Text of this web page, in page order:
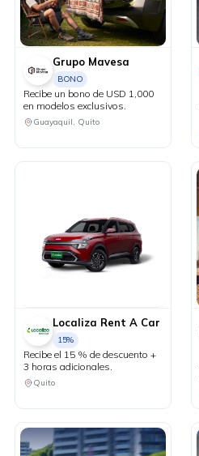
Grupo Mavesa
BONO
Recibe un bono de USD 1,000
en modelos exclusivos.
Guayaquil, Quito
Localiza Rent A Car
15%
Recibe el 15 % de descuento +
3 horas adicionales.
Quito